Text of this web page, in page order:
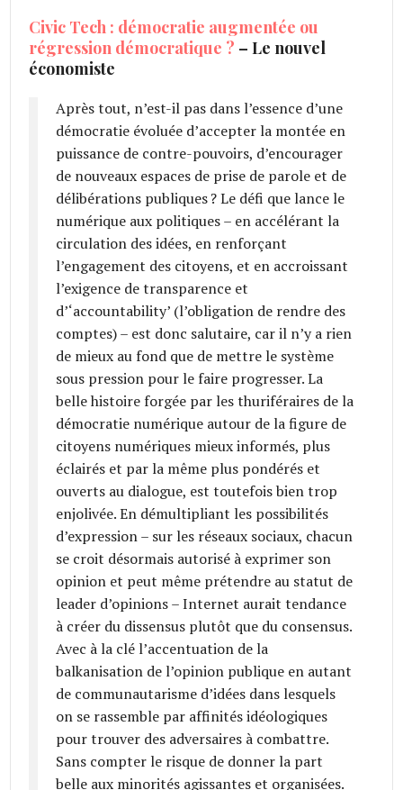
Civic Tech : démocratie augmentée ou
régression démocratique ? – Le nouvel
économiste
Après tout, n’est-il pas dans l’essence d’une
démocratie évoluée d’accepter la montée en
puissance de contre-pouvoirs, d’encourager
de nouveaux espaces de prise de parole et de
délibérations publiques ? Le défi que lance le
numérique aux politiques – en accélérant la
circulation des idées, en renforçant
l’engagement des citoyens, et en accroissant
l’exigence de transparence et
d’‘accountability’ (l’obligation de rendre des
comptes) – est donc salutaire, car il n’y a rien
de mieux au fond que de mettre le système
sous pression pour le faire progresser. La
belle histoire forgée par les thuriféraires de la
démocratie numérique autour de la figure de
citoyens numériques mieux informés, plus
éclairés et par la même plus pondérés et
ouverts au dialogue, est toutefois bien trop
enjolivée. En démultipliant les possibilités
d’expression – sur les réseaux sociaux, chacun
se croit désormais autorisé à exprimer son
opinion et peut même prétendre au statut de
leader d’opinions – Internet aurait tendance
à créer du dissensus plutôt que du consensus.
Avec à la clé l’accentuation de la
balkanisation de l’opinion publique en autant
de communautarisme d’idées dans lesquels
on se rassemble par affinités idéologiques
pour trouver des adversaires à combattre.
Sans compter le risque de donner la part
belle aux minorités agissantes et organisées.